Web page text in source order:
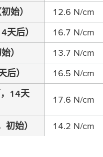
始）
12.6 N/cm
天后）
16.7 N/cm
）
13.7 N/cm
后）
16.5 N/cm
14天
17.6 N/cm
始） 14.2 N/cm